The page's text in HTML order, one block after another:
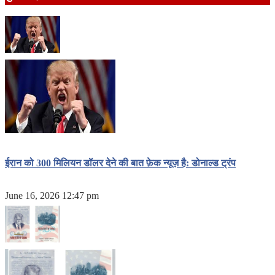
ईरान को 300 मिलियन डॉलर देने की बात फ़ेक न्यूज़ है: डोनाल्ड ट्रंप
June 16, 2026 12:47 pm